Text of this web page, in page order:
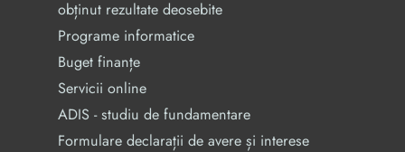
obținut rezultate deosebite
Programe informatice
Buget finanțe
Servicii online
ADIS - studiu de fundamentare
Formulare declarații de avere și interese